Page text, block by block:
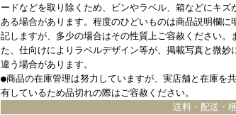
ードなどを取り除くため、ビンやラベル、箱などにキズ
ある場合があります。程度のひどいものは商品説明欄に
記しますが、多少の場合はその性質上ご容赦ください。
た、仕向けによりラベルデザイン等が、掲載写真と微妙
違う場合があります。
●商品の在庫管理は努力していますが、実店舗と在庫を共
有しているため品切れの際はご容赦ください。
送料・配送・